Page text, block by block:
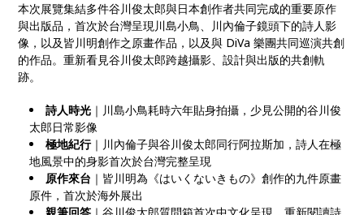
本次展覽集結多件谷川俊太郎與日本創作者共同完成的重要原作
與出版品，首次於台灣呈現川島小鳥、川內倫子鏡頭下的詩人影
像，以及皆川明創作之原畫作品，以及與 DiVa 樂團共同巡演共創
的作品。重新看見谷川俊太郎跨越攝影、設計與出版的共創軌
跡。
詩人時光 ｜川島小鳥耗時六年貼身拍攝，少見公開的谷川俊
太郎日常影像
極地紀行｜川內倫子與谷川俊太郎同行阿拉斯加，詩人在極
地風景中的身影首次於台灣完整呈現
原作來台 ｜皆川明為《はいくないきもの》創作的九件原畫
原件，首次於海外展出